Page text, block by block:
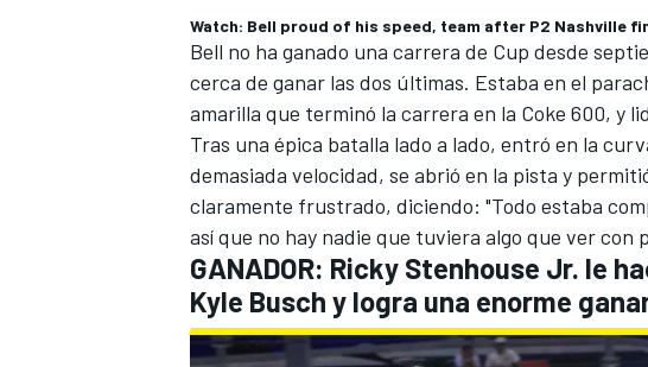
MÁS CATEGORÍAS
Watch: Bell proud of his speed, team after P2 Nashville
Bell no ha ganado una carrera de Cup desde
cerca de ganar las dos últimas. Estaba en el
amarilla que terminó la carrera en la Coke 600, y
Tras una épica batalla lado a lado, entró en la
demasiada velocidad, se abrió en la pista y
claramente frustrado, diciendo: "Todo estaba
así que no hay nadie que tuviera algo que ver con
GANADOR: Ricky Stenhouse Jr. le
Kyle Busch y logra una enorme